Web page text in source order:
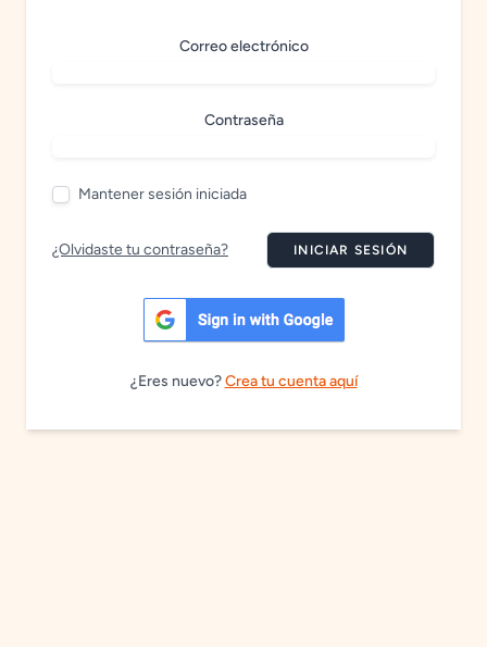
Correo electrónico
Contraseña
Mantener sesión iniciada
¿Olvidaste tu contraseña? INICIAR SESIÓN
¿Eres nuevo?Crea tu cuenta aquí